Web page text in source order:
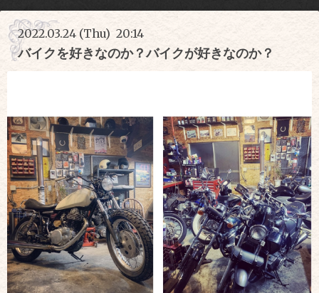
2022.03.24 (Thu) 20:14
バイクを好きなのか？バイクが好きなのか？